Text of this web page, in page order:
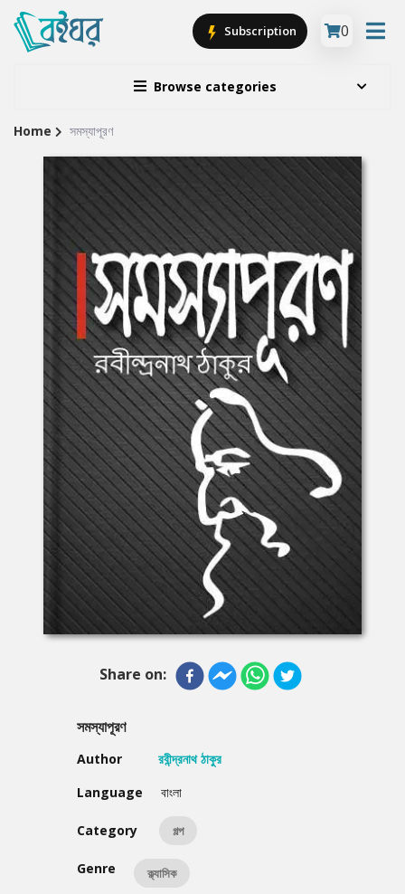
Browse categories
Subscription 0
Site
Breadcrumb
Home সমস্যাপূরণ
Share on:
সমস্যাপূরণ
Author
রবীন্দ্রনাথ ঠাকুর
Language
বাংলা
Category গল্প
Genre ক্ল্যাসিক